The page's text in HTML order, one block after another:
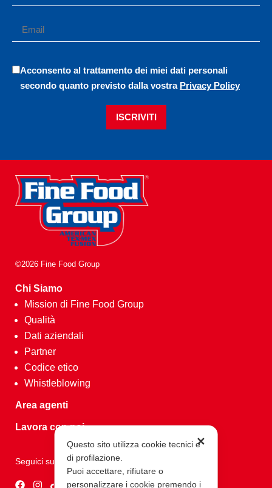
Acconsento al trattamento dei miei dati personali
secondo quanto previsto dalla vostra Privacy Policy
ISCRIVITI
©2026 Fine Food Group
Chi Siamo
Mission di Fine Food Group
Qualità
Dati aziendali
Partner
Codice etico
Whistleblowing
Area agenti
Lavora con noi
Seguici su
✕
Questo sito utilizza cookie tecnici e
di profilazione.
Puoi accettare, rifiutare o
personalizzare i cookie premendo i